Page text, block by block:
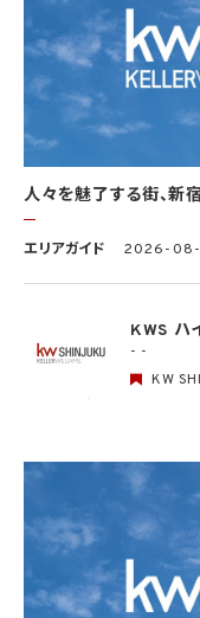
(1) 法令に基づく場合
(2) 人の生命、身体又は財産
ることが困難であるとき
(3) 公衆衛生の向上又は児童
て、本人の同意を得ることが困
(4) 国の機関もしくは地方公
行することに対して協力する
事務の遂行に支障を及ぼすお
個人データを学術研究目的で
ある場合を除きます。）。
4.2 当社は、違法又は不当な
5. 個人情報の適正な取得
5.1 当社は、適正に個人情報を
(1) 第4.1項第1号から第4号ま
(2) 学術研究機関等から要配
を学術研究目的で取得する必
部が学術研究目的である場合
場合を除きます。）（当該個
究を行う場合に限ります。）
(3) 当該要配慮個人情報が、本
保護法第57条第1項各号に掲
人々を魅了する街、新
エリアガイド 2026-
KWS ハ
- -
KW